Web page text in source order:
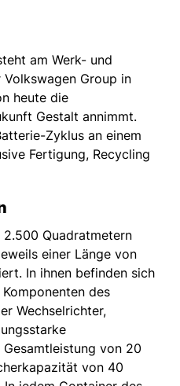
am Werk- und
Group in
heute die
Gestalt annimmt.
Zyklus an einem
Fertigung, Recycling
Quadratmetern
einer Länge von
In ihnen befinden sich
des
Wechselrichter,
von 20
von 40